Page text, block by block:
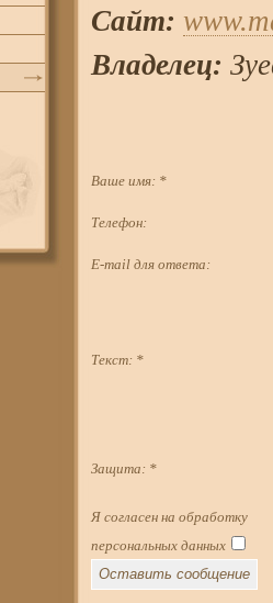
Сайт:
Владелец:
Ваше имя: *
Телефон:
E-mail для ответа:
Текст: *
Защита: *
Я согласен на обработку
персональных данных